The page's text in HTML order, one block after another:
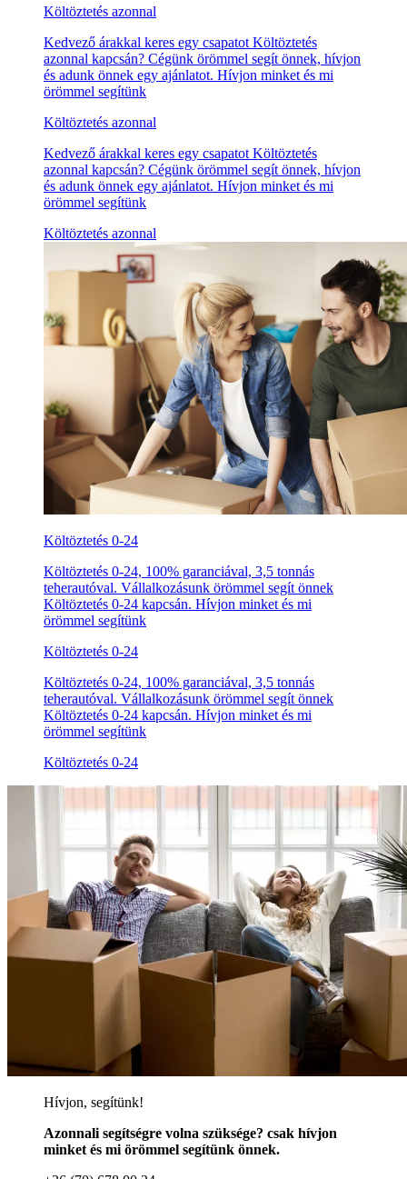
Költöztetés azonnal
Kedvező árakkal keres egy csapatot Költöztetés
azonnal kapcsán? Cégünk örömmel segít önnek, hívjon
és adunk önnek egy ajánlatot. Hívjon minket és mi
örömmel segítünk
Költöztetés azonnal
Kedvező árakkal keres egy csapatot Költöztetés
azonnal kapcsán? Cégünk örömmel segít önnek, hívjon
és adunk önnek egy ajánlatot. Hívjon minket és mi
örömmel segítünk
Költöztetés azonnal
Költöztetés 0-24
Költöztetés 0-24, 100% garanciával, 3,5 tonnás
teherautóval. Vállalkozásunk örömmel segít önnek
Költöztetés 0-24 kapcsán. Hívjon minket és mi
örömmel segítünk
Költöztetés 0-24
Költöztetés 0-24, 100% garanciával, 3,5 tonnás
teherautóval. Vállalkozásunk örömmel segít önnek
Költöztetés 0-24 kapcsán. Hívjon minket és mi
örömmel segítünk
Költöztetés 0-24
Hívjon, segítünk!
Azonnali segítségre volna szüksége? csak hívjon
minket és mi örömmel segítünk önnek.